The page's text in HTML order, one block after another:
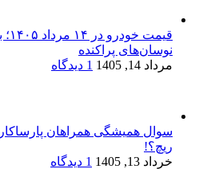
نوسان‌های پراکنده
مرداد 14, 1405
1 دیدگاه
سوال همیشگی همراهان پارساکار
ریچ؟!
خرداد 13, 1405
1 دیدگاه